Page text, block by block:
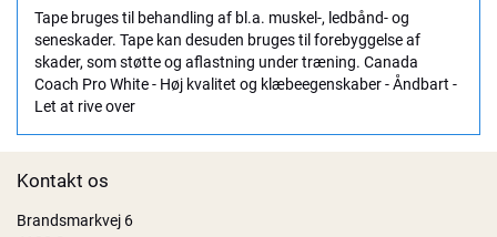
Tape bruges til behandling af bl.a. muskel-, ledbånd- og
seneskader. Tape kan desuden bruges til forebyggelse af
skader, som støtte og aflastning under træning. Canada
Coach Pro White - Høj kvalitet og klæbeegenskaber - Åndbart -
Let at rive over
Kontakt os
Brandsmarkvej 6